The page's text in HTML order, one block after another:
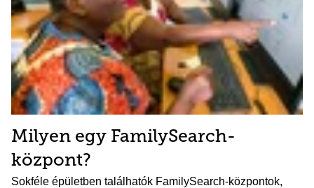
Milyen egy FamilySearch-
központ?
Sokféle épületben találhatók FamilySearch-központok,